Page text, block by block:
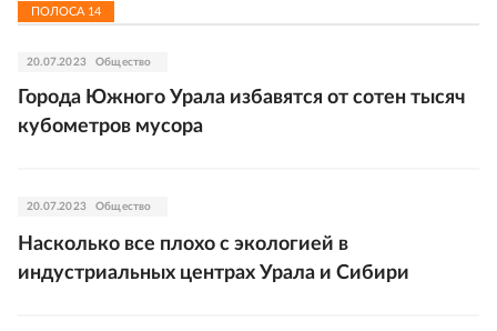
ПОЛОСА 14
20.07.2023 Общество
Города Южного Урала избавятся от сотен тысяч
кубометров мусора
20.07.2023 Общество
Насколько все плохо с экологией в
индустриальных центрах Урала и Сибири